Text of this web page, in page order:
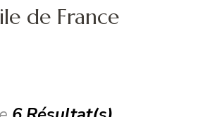
ile de France